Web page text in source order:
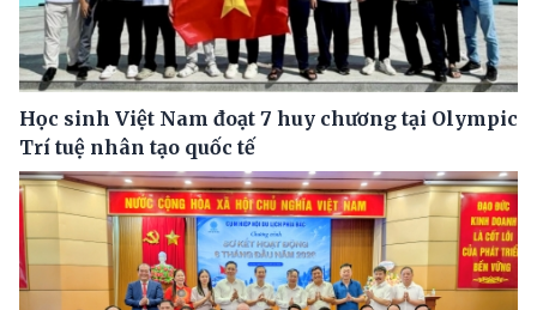
Học sinh Việt Nam đoạt 7 huy chương tại Olympic
Trí tuệ nhân tạo quốc tế